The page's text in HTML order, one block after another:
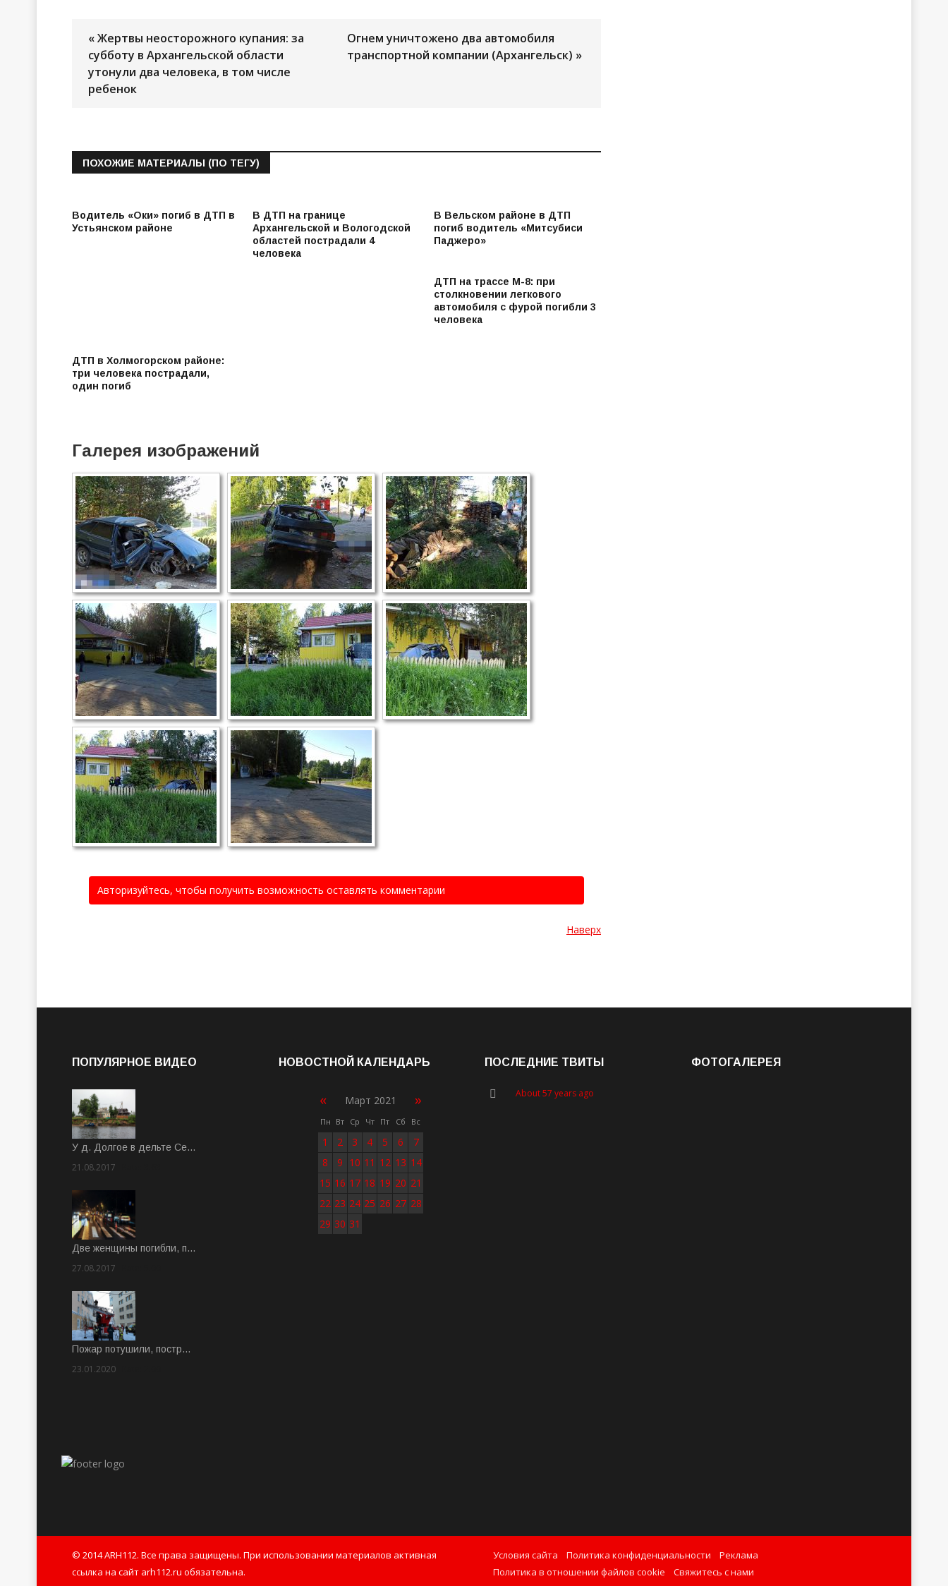
« Жертвы неосторожного купания: за
субботу в Архангельской области
утонули два человека, в том числе
ребенок
Огнем уничтожено два автомобиля
транспортной компании (Архангельск) »
ПОХОЖИЕ МАТЕРИАЛЫ (ПО ТЕГУ)
Водитель «Оки» погиб в ДТП в
Устьянском районе
В ДТП на границе
Архангельской и Вологодской
областей пострадали 4
человека
В Вельском районе в ДТП
погиб водитель «Митсубиси
Паджеро»
ДТП на трассе М-8: при
столкновении легкового
автомобиля с фурой погибли 3
человека
ДТП в Холмогорском районе:
три человека пострадали,
один погиб
Галерея изображений
Авторизуйтесь, чтобы получить возможность оставлять комментарии
Наверх
ПОПУЛЯРНОЕ ВИДЕО
У д. Долгое в дельте Се…
21.08.2017
Две женщины погибли, п…
27.08.2017
Пожар потушили, постр…
23.01.2020
НОВОСТНОЙ КАЛЕНДАРЬ
« Март 2021 »
Пн Вт Ср Чт Пт Сб Вс
1 2 3 4 5 6
7
8
9 10 11 12 13 14
15 16 17 18 19 20 21
22 23 24 25 26 27 28
29 30 31
ПОСЛЕДНИЕ ТВИТЫ
About 57 years ago
ФОТОГАЛЕРЕЯ
© 2014 ARH112. Все права защищены. При использовании материалов активная
ссылка на сайт arh112.ru обязательна.
Условия сайта Политика конфиденциальности
Реклама
Политика в отношении файлов cookie
Свяжитесь с нами